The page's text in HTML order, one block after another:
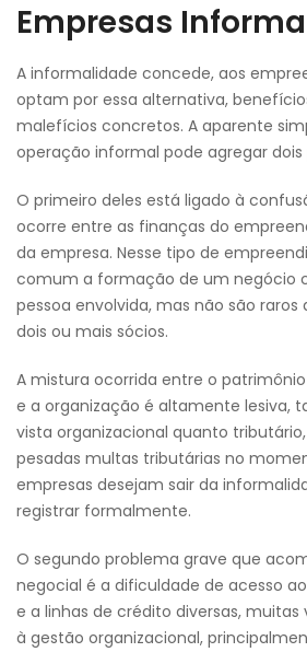
Empresas
A informalidade concede, aos
optam por essa alternativa,
malefícios concretos. A aparente
operação informal pode agregar dois
O primeiro deles está ligado à
ocorre entre as finanças do
da empresa. Nesse tipo de
comum a formação de um negócio
pessoa envolvida, mas não são raros
dois ou mais sócios.
A mistura ocorrida entre o
e a organização é altamente lesiva,
vista organizacional quanto
pesadas multas tributárias no
empresas desejam sair da
registrar formalmente.
O segundo problema grave que
negocial é a dificuldade de acesso
e a linhas de crédito diversas, muitas
à gestão organizacional,